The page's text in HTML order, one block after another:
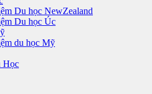
Du học NewZealand
Du học Úc
du học Mỹ
Học